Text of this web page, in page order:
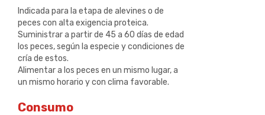
Indicada para la etapa de alevines o de
peces con alta exigencia proteica.
Suministrar a partir de 45 a 60 días de edad
los peces, según la especie y condiciones de
cría de estos.
Alimentar a los peces en un mismo lugar, a
un mismo horario y con clima favorable.
Consumo